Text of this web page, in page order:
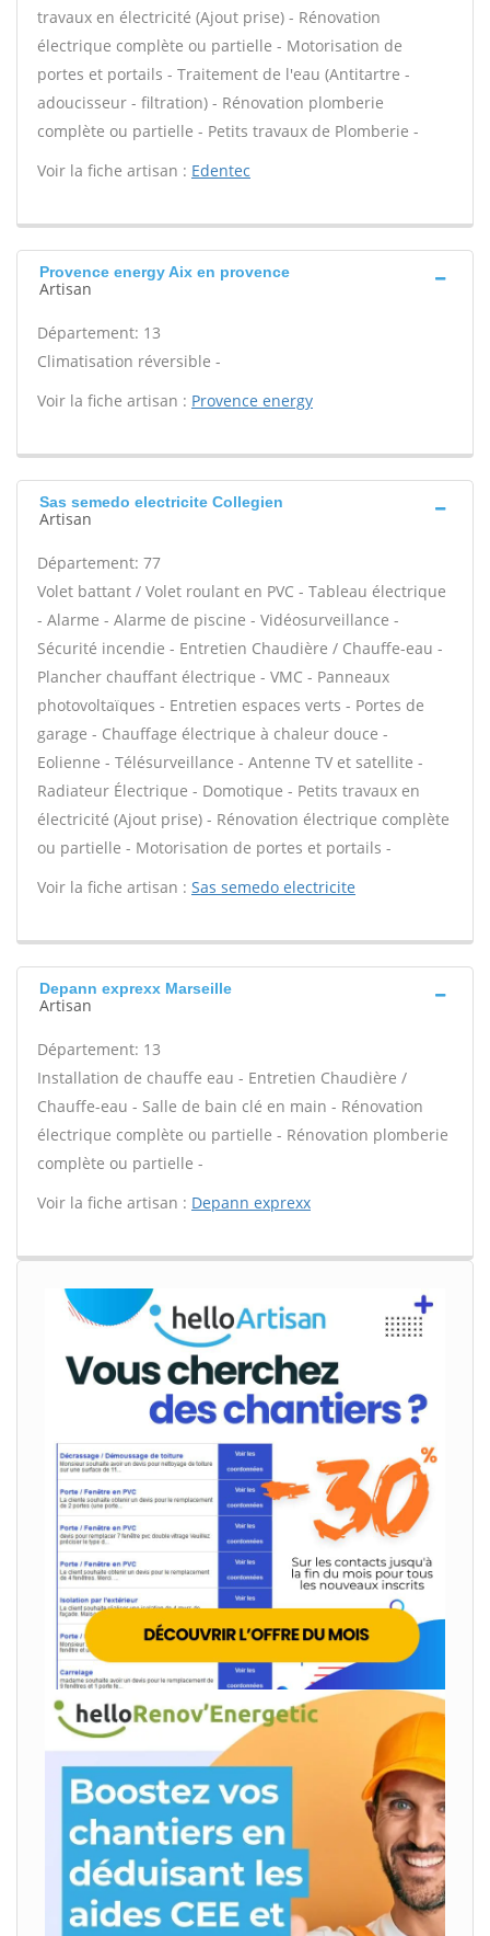
travaux en électricité (Ajout prise) - Rénovation
électrique complète ou partielle - Motorisation de
portes et portails - Traitement de l'eau (Antitartre -
adoucisseur - filtration) - Rénovation plomberie
complète ou partielle - Petits travaux de Plomberie -
Voir la fiche artisan : Edentec
Provence energy Aix en provence
Artisan
Département: 13
Climatisation réversible -
Voir la fiche artisan : Provence energy
Sas semedo electricite Collegien
Artisan
Département: 77
Volet battant / Volet roulant en PVC - Tableau électrique
- Alarme - Alarme de piscine - Vidéosurveillance -
Sécurité incendie - Entretien Chaudière / Chauffe-eau -
Plancher chauffant électrique - VMC - Panneaux
photovoltaïques - Entretien espaces verts - Portes de
garage - Chauffage électrique à chaleur douce -
Eolienne - Télésurveillance - Antenne TV et satellite -
Radiateur Électrique - Domotique - Petits travaux en
électricité (Ajout prise) - Rénovation électrique complète
ou partielle - Motorisation de portes et portails -
Voir la fiche artisan : Sas semedo electricite
Depann exprexx Marseille
Artisan
Département: 13
Installation de chauffe eau - Entretien Chaudière /
Chauffe-eau - Salle de bain clé en main - Rénovation
électrique complète ou partielle - Rénovation plomberie
complète ou partielle -
Voir la fiche artisan : Depann exprexx